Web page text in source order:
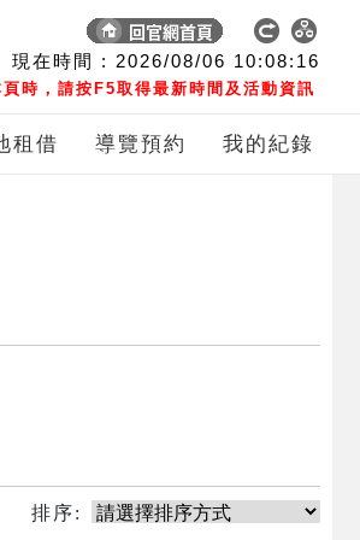
現在時間 : 2026/08/06 10:08:16
時，請按F5取得最新時間及活動資訊
租借 導覽預約 我的紀錄
排序: